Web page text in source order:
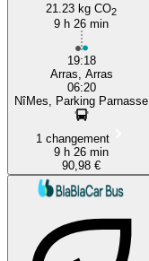
21.23 kg CO2
9 h 26 min
19:18
Arras, Arras
06:20
NîMes, Parking Parnasse
1 changement
9 h 26 min
90,98 €